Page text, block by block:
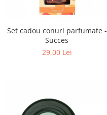
Set cadou conuri parfumate -
Succes
29,00 Lei